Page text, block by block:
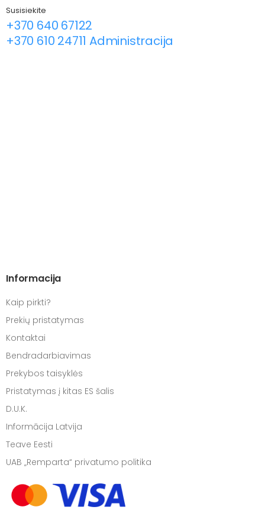
Susisiekite
+370 640 67122
+370 610 24711 Administracija
Informacija
Kaip pirkti?
Prekių pristatymas
Kontaktai
Bendradarbiavimas
Prekybos taisyklės
Pristatymas į kitas ES šalis
D.U.K.
Informācija Latvija
Teave Eesti
UAB „Remparta“ privatumo politika